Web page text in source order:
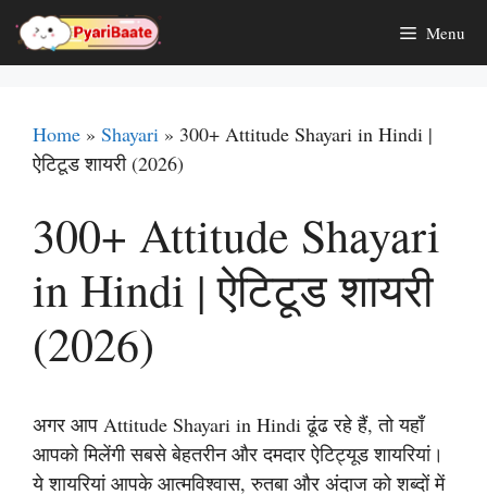
Skip
content
Menu
Home » Shayari » 300+ Attitude Shayari in Hindi |
ऐटिटूड शायरी (2026)
300+ Attitude Shayari
in Hindi | ऐटिटूड शायरी
(2026)
अगर आप Attitude Shayari in Hindi ढूंढ रहे हैं, तो यहाँ
आपको मिलेंगी सबसे बेहतरीन और दमदार ऐटिट्यूड शायरियां।
ये शायरियां आपके आत्मविश्वास, रुतबा और अंदाज को शब्दों में